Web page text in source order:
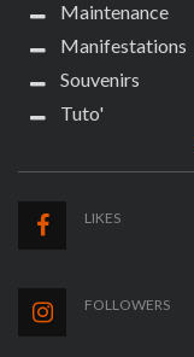
Maintenance
Manifestations
Souvenirs
Tuto'
LIKES
FOLLOWERS